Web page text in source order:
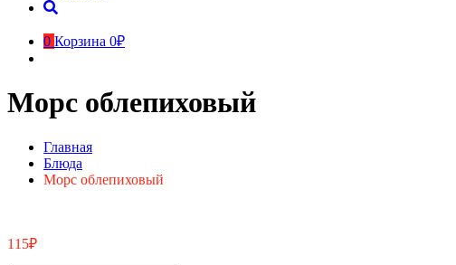
0 Корзина 0₽
Морс облепиховый
Главная
Блюда
Морс облепиховый
115₽